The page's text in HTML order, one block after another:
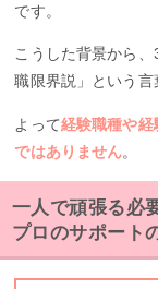
です。
こうした背景から
職限界説」という言
よって経験職種や
ではありません。
一人で頑張る必
プロのサポート